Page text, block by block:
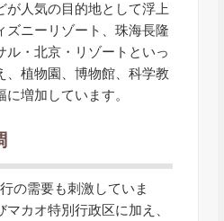
が人気の目的地として浮上
ズニーリゾート、珠海長隆
ル・北京・リゾートといっ
、植物園、博物館、科学教
増加しています。
の需要も刺激していま
カオ特別行政区に加え、